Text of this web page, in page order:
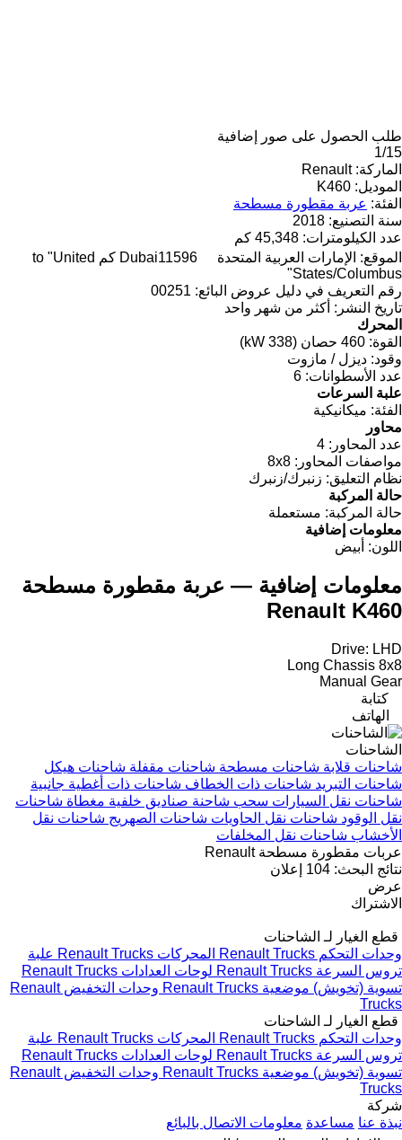
طلب الحصول على صور إضافية
1/15
الماركة: Renault
الموديل: K460
الفئة: عربة مقطورة مسطحة
سنة التصنيع: 2018
عدد الكيلومترات: 45,348 كم
الموقع: الإمارات العربية المتحدة Dubai
11596 كم to "United
States/Columbus"
رقم التعريف في دليل عروض البائع: 00251
تاريخ النشر: أكثر من شهر واحد
المحرك
القوة: 460 حصان (338 kW)
وقود: ديزل / مازوت
عدد الأسطوانات: 6
علبة السرعات
الفئة: ميكانيكية
محاور
عدد المحاور: 4
مواصفات المحاور: 8x8
نظام التعليق: زنبرك/زنبرك
حالة المركبة
حالة المركبة: مستعملة
معلومات إضافية
اللون: أبيض
معلومات إضافية — عربة مقطورة مسطحة
Renault K460
Drive: LHD
Long Chassis 8x8
Manual Gear
كتابة
الهاتف
الشاحنات
شاحنات قلابة شاحنات مسطحة شاحنات مقفلة شاحنات هيكل
شاحنات التبريد شاحنات ذات الخطاف شاحنات ذات أغطية جانبية
شاحنات نقل السيارات سحب شاحنة صناديق خلفية مغطاة شاحنات
نقل الوقود شاحنات نقل الحاويات شاحنات الصهريج شاحنات نقل
الأخشاب شاحنات نقل المخلفات
عربات مقطورة مسطحة Renault
نتائج البحث: 104 إعلان
عرض
الاشتراك
قطع الغيار لـ الشاحنات
وحدات التحكم Renault Trucks
المحركات Renault Trucks
علبة
تروس السرعة Renault Trucks
لوحات العدادات Renault Trucks
تسوية (تخويش) موضعية Renault Trucks
وحدات التخفيض Renault
Trucks
قطع الغيار لـ الشاحنات
وحدات التحكم Renault Trucks
المحركات Renault Trucks
علبة
تروس السرعة Renault Trucks
لوحات العدادات Renault Trucks
تسوية (تخويش) موضعية Renault Trucks
وحدات التخفيض Renault
Trucks
شركة
نبذة عنا مساعدة معلومات الاتصال بالبائع